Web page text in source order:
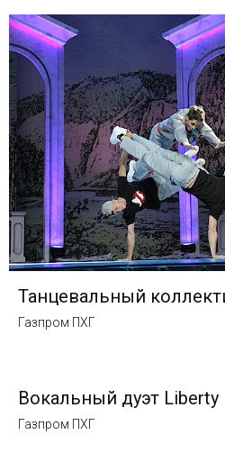
Танцевальный
Газпром ПХГ
Вокальный дуэт Liberty
Газпром ПХГ